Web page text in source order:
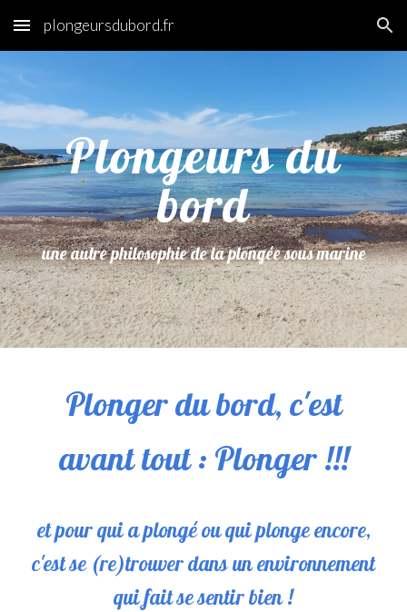
Skip to main content Skip to navigation
plongeursdubord.fr
Plongeurs du
bord
une autre philosophie de la plongée sous marine
Plonger du bord, c'est
avant tout : Plonger !!!
et pour qui a plongé ou qui plonge encore,
c'est se (re)trouver dans un environnement
qui fait se sentir bien !